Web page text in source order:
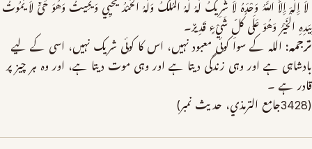
لاَ إِلَهَ إِلاَّ اللَّهُ وَحْدَهُ لاَ شَرِيكُ لَهُ لَهُ الْمُلْكُ وَلَهُ الْحَمْدُ يُحْيِي وَيُمِيتُ وَهُوَ حَىٌّ لاَ يَمُوتُ
بِيَدِهِ الْخَيْرُ وَهُوَ عَلَى كُلِّ شَيْءٍ قَدِيرٌ۔
ترجمہ: الله کے سوا کوئی معبود نہیں، اس کا کوئی شریک نہیں، اسی کے لیے
بادشاہی ہے اور وہی زندگی دیتا ہے اور وہی موت دیتا ہے، اور وہ ہر چیز پر
قادر ہے ۔
(3428جامع الترمذي، حدیث نمبر)